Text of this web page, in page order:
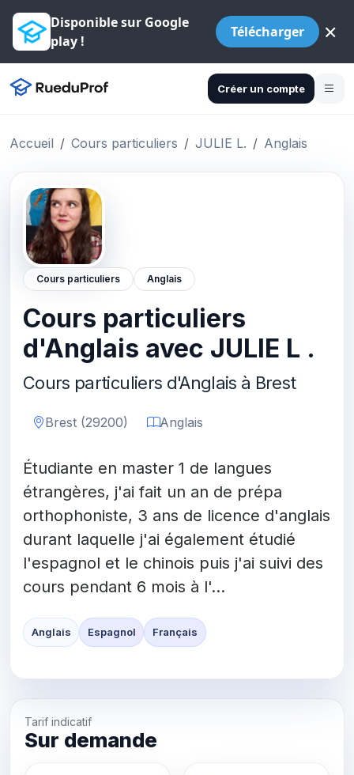
Disponible sur Google
play !
Télécharger ×
Créer un compte
Accueil Cours particuliers JULIE L. Anglais
Cours particuliers Anglais
Cours particuliers
d'Anglais avec JULIE L .
Cours particuliers d'Anglais à Brest
Brest (29200) Anglais
Étudiante en master 1 de langues
étrangères, j'ai fait un an de prépa
orthophoniste, 3 ans de licence d'anglais
durant laquelle j'ai également étudié
l'espagnol et le chinois puis j'ai suivi des
cours pendant 6 mois à l'...
Anglais Espagnol Français
Tarif indicatif
Sur demande